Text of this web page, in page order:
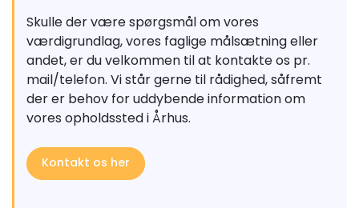
Skulle der være spørgsmål om vores
værdigrundlag, vores faglige målsætning eller
andet, er du velkommen til at kontakte os pr.
mail/telefon. Vi står gerne til rådighed, såfremt
der er behov for uddybende information om
vores opholdssted i Århus.
Kontakt os her